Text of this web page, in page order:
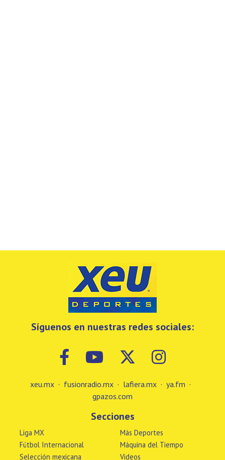
Síguenos en nuestras redes sociales:
xeu.mx · fusionradio.mx · lafiera.mx · ya.fm ·
gpazos.com
Secciones
Liga MX
Fútbol Internacional
Selección mexicana
Más Deportes
Máquina del Tiempo
Videos